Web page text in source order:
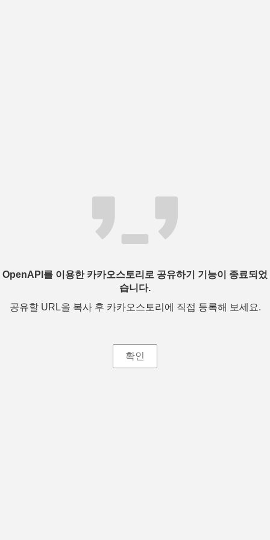
OpenAPI를 이용한 카카오스토리로 공유하기 기능이 종료되었
습니다.
공유할 URL을 복사 후 카카오스토리에 직접 등록해 보세요.
확인